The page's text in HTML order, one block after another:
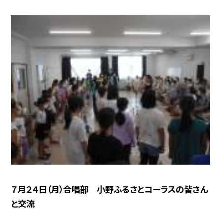
７月２４日（月）合唱部 小野ふるさとコーラスの皆さん
と交流